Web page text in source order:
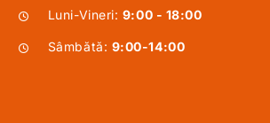
Luni-Vineri: 9:00 - 18:00
Sâmbătă: 9:00-14:00